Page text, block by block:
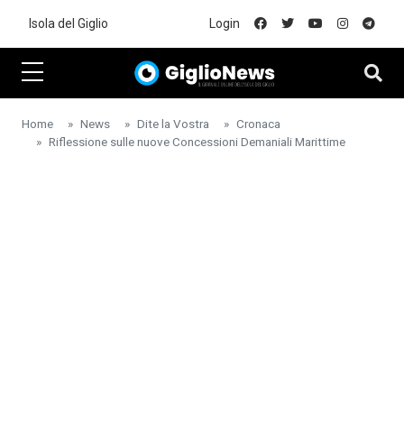
Isola del Giglio Login
Home News Dite la Vostra
Cronaca
Riflessione sulle nuove Concessioni Demaniali Marittime